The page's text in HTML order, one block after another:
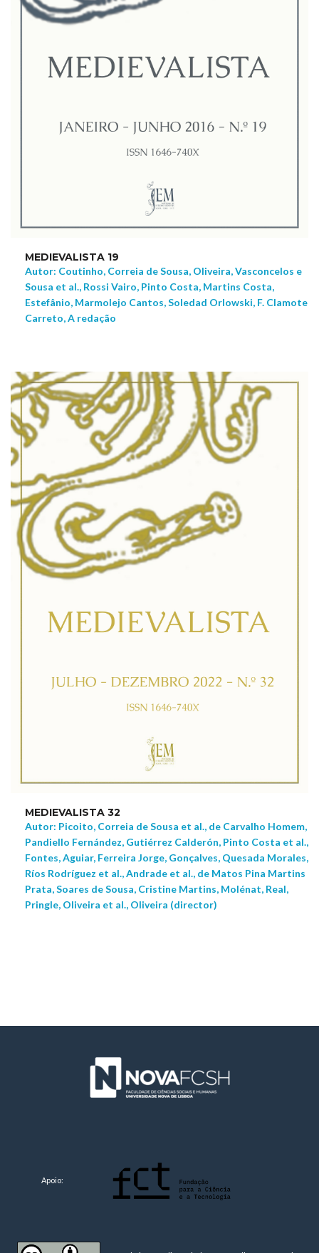
MEDIEVALISTA 19
Autor: Coutinho, Correia de Sousa, Oliveira, Vasconcelos e
Sousa et al., Rossi Vairo, Pinto Costa, Martins Costa,
Estefânio, Marmolejo Cantos, Soledad Orlowski, F. Clamote
Carreto, A redação
NEW
MEDIEVALISTA 32
Autor: Picoito, Correia de Sousa et al., de Carvalho Homem,
Pandiello Fernández, Gutiérrez Calderón, Pinto Costa et al.,
Fontes, Aguiar, Ferreira Jorge, Gonçalves, Quesada Morales,
Ríos Rodríguez et al., Andrade et al., de Matos Pina Martins
Prata, Soares de Sousa, Cristine Martins, Molénat, Real,
Pringle, Oliveira et al., Oliveira (director)
Apoio: